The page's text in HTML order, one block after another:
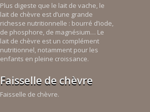
Plus digeste que le lait de vache, le
lait de chèvre est d’une grande
richesse nutritionnelle : bourré d’iode,
de phosphore, de magnésium… Le
lait de chèvre est un complément
nutritionnel, notamment pour les
enfants en pleine croissance.
Faisselle de chèvre
Faisselle de chèvre.